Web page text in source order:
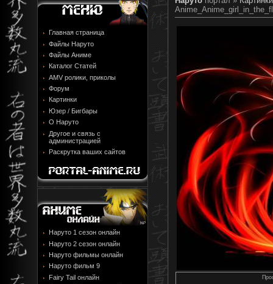
Главная страница
Файлы Наруто
Файлы Аниме
Каталог Статей
AMV ролики, приколы
Форум
Картинки
Юзер / Бигбары
О Наруто
Другое и связь с
администрацией
Раскрутка ваших сайтов
Наруто 1 сезон онлайн
Наруто 2 сезон онлайн
Наруто фильмы онлайн
Наруто фильм 9
Fairy Tail онлайн